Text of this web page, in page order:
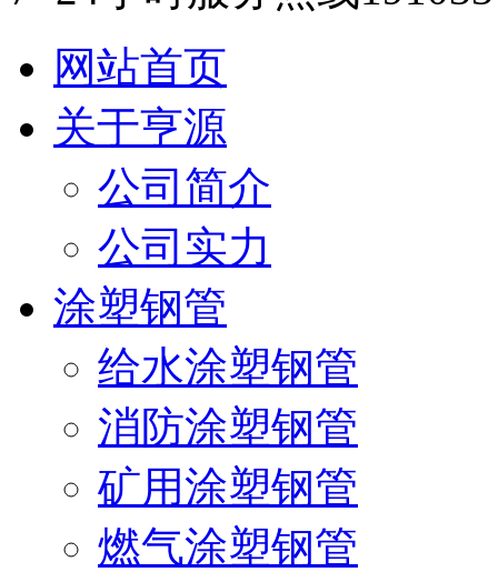
网站首页
关于亨源
公司简介
公司实力
涂塑钢管
给水涂塑钢管
消防涂塑钢管
矿用涂塑钢管
燃气涂塑钢管